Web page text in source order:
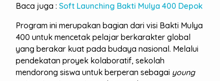
Baca juga :Soft Launching Bakti Mulya 400 Depok
Program ini merupakan bagian dari visi Bakti Mulya
400 untuk mencetak pelajar berkarakter global
yang berakar kuat pada budaya nasional. Melalui
pendekatan proyek kolaboratif, sekolah
mendorong siswa untuk berperan sebagai young